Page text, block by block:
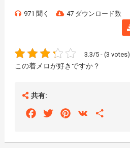
971 聞く 47 ダウンロード数
3.3/5 - (3 votes)
この着メロが好きですか？
共有:
FacebookTwitterPinterest
VK